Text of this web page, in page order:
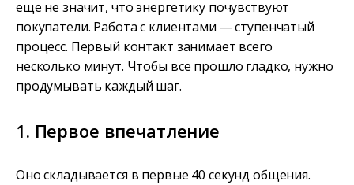
еще не значит, что энергетику почувствуют
покупатели. Работа с клиентами — ступенчатый
процесс. Первый контакт занимает всего
несколько минут. Чтобы все прошло гладко, нужно
продумывать каждый шаг.
1. Первое впечатление
Оно складывается в первые 40 секунд общения.